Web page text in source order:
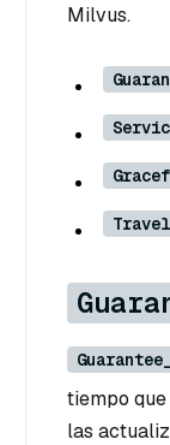
Milvus.
tiempo
las